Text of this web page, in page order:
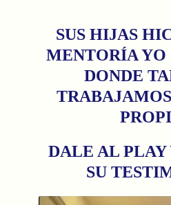
SUS HIJAS
MENTORÍA YO
DONDE
DALE AL PLAY
SU